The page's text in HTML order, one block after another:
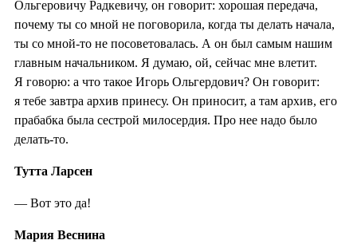
Ольгеровичу Радкевичу, он говорит: хорошая передача,
почему ты со мной не поговорила, когда ты делать начала,
ты со мной-то не посоветовалась. А он был самым нашим
главным начальником. Я думаю, ой, сейчас мне влетит.
Я говорю: а что такое Игорь Ольгердович? Он говорит:
я тебе завтра архив принесу. Он приносит, а там архив, его
прабабка была сестрой милосердия. Про нее надо было
делать-то.
Тутта Ларсен
— Вот это да!
Мария Веснина